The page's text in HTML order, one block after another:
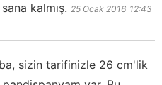
kalmış. 25 Ocak 2016 12:43
sizin tarifinizle 26 cm'lik